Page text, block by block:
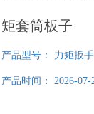
矩套筒板子
产品型号： 力矩扳手
产品时间： 2026-07-